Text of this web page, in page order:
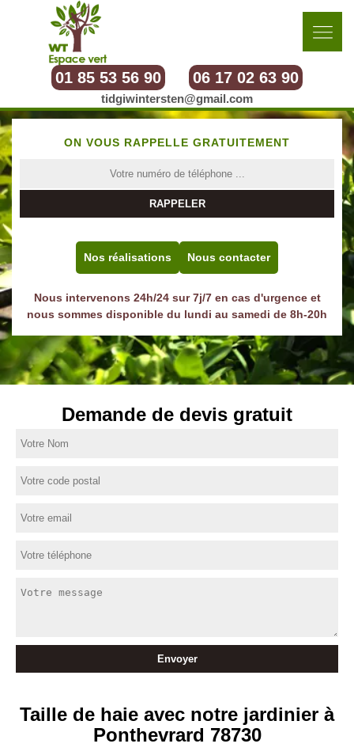
01 85 53 56 90 06 17 02 63 90
tidgiwintersten@gmail.com
ON VOUS RAPPELLE GRATUITEMENT
Nos réalisations Nous contacter
Nous intervenons 24h/24 sur 7j/7 en cas d'urgence et
nous sommes disponible du lundi au samedi de 8h-20h
Demande de devis gratuit
Taille de haie avec notre jardinier à
Ponthevrard 78730